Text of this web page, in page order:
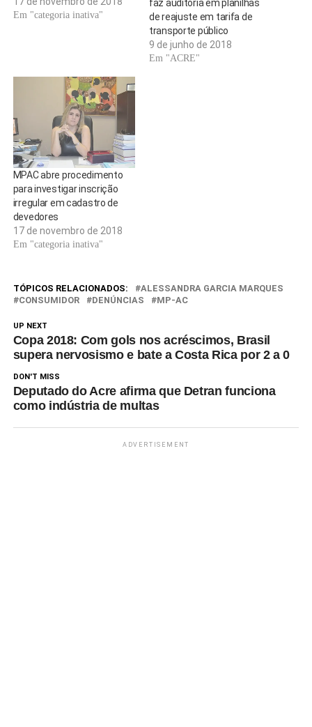
Em "categoria inativa"
faz auditoria em planilhas
de reajuste em tarifa de
transporte público
9 de junho de 2018
Em "ACRE"
MPAC abre procedimento
para investigar inscrição
irregular em cadastro de
devedores
17 de novembro de 2018
Em "categoria inativa"
TÓPICOS RELACIONADOS:
ALESSANDRA GARCIA MARQUES
CONSUMIDOR
DENÚNCIAS MP-AC
UP NEXT
Copa 2018: Com gols nos acréscimos, Brasil
supera nervosismo e bate a Costa Rica por 2 a 0
DON'T MISS
Deputado do Acre afirma que Detran funciona
como indústria de multas
ADVERTISEMENT